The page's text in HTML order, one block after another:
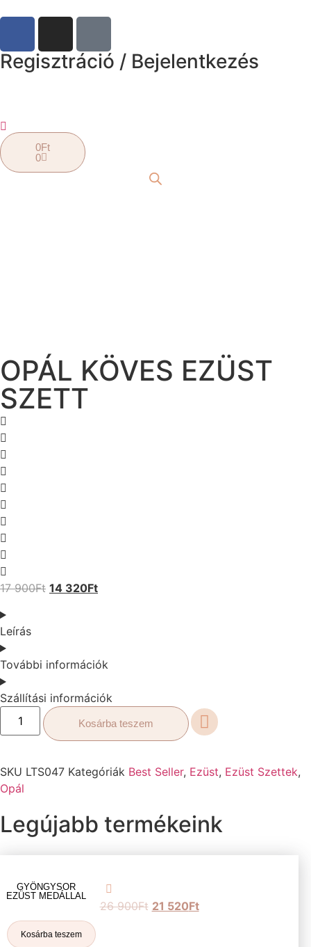
Regisztráció / Bejelentkezés
0Ft
0
OPÁL KÖVES EZÜST
SZETT
17 900Ft 14 320Ft
Leírás
További információk
Szállítási információk
Kosárba teszem
SKU LTS047 Kategóriák Best Seller, Ezüst, Ezüst Szettek,
Opál
Legújabb termékeink
GYÖNGYSOR
EZÜST MEDÁLLAL
26 900Ft 21 520Ft
Kosárba teszem